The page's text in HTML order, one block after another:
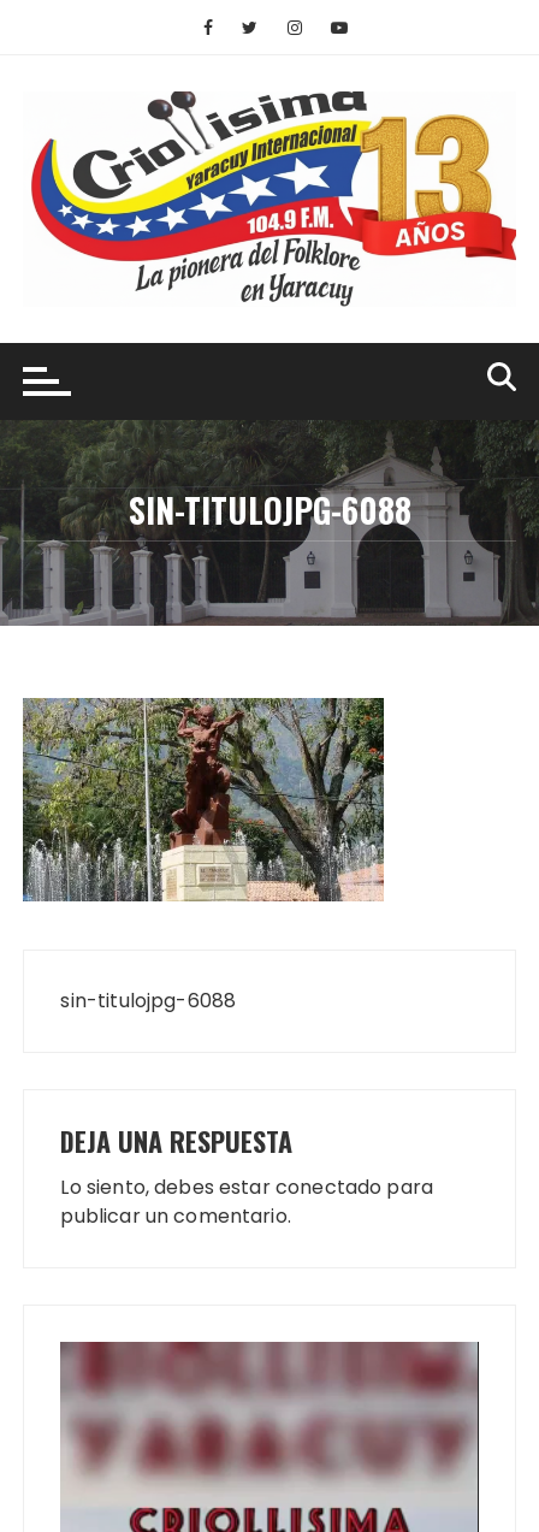
SIN-TITULOJPG-6088
sin-titulojpg-6088
DEJA UNA RESPUESTA
Lo siento, debes estarconectado para
publicar un comentario.
Reproductor
de
vídeo